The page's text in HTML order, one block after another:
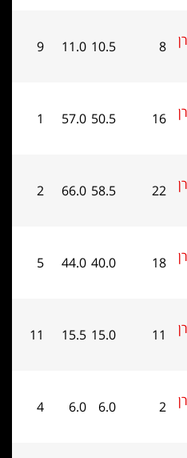
10.5
11.0
9
50.5
57.0
1
58.5
66.0
2
40.0
44.0
5
15.0
15.5
11
6.0
6.0
4